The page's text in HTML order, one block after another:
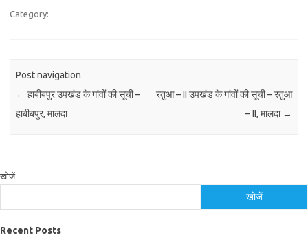
Category:
Post navigation
← हाबीबपुर उपखंड के गांवों की सूची –
हाबीबपुर, मालदा
रतुआ – II उपखंड के गांवों की सूची – रतुआ
– II, मालदा →
खोजें
खोजें
Recent Posts